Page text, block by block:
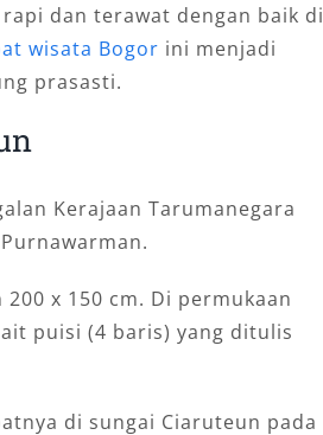
dan terawat dengan baik di
wisata Bogor ini menjadi
prasasti.
Kerajaan Tarumanegara
x 150 cm. Di permukaan
puisi (4 baris) yang ditulis
di sungai Ciaruteun pada